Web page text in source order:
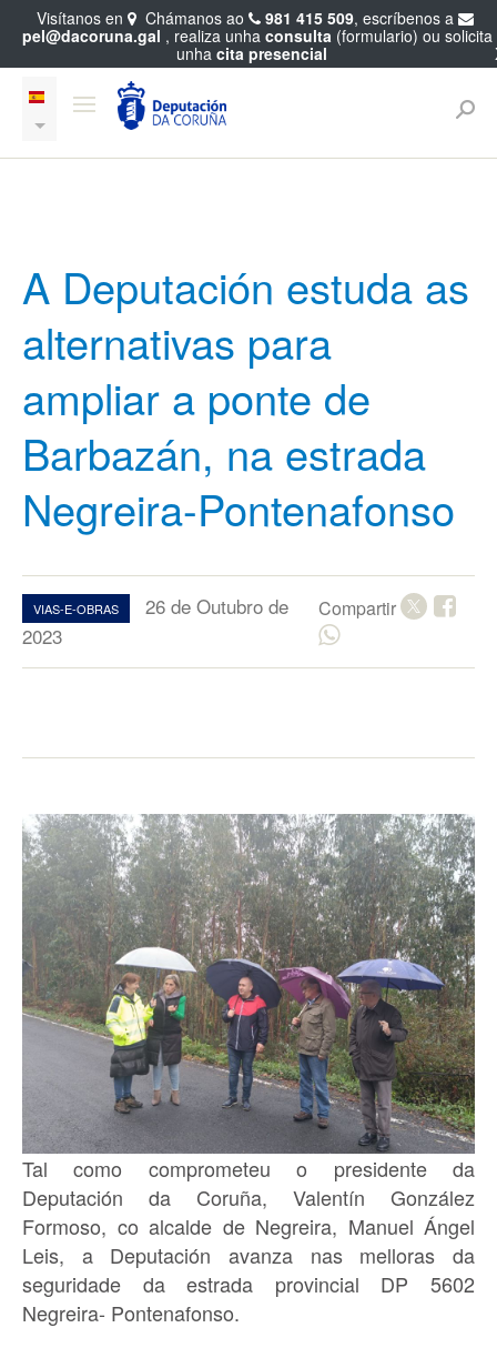
A Deputación estuda as
alternativas para
ampliar a ponte de
Barbazán, na estrada
Negreira-Pontenafonso
VIAS-E-OBRAS
26 de Outubro de
2023
Compartir
Tal como comprometeu o presidente da
Deputación da Coruña, Valentín González
Formoso, co alcalde de Negreira, Manuel Ángel
Leis, a Deputación avanza nas melloras da
seguridade da estrada provincial DP 5602
Negreira- Pontenafonso.
Visítanos en Chámanos ao 981 415 509, escríbenos a
pel@dacoruna.gal , realiza unha consulta(formulario) ou solicita
unha cita presencial